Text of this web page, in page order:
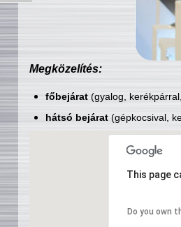
Megközelítés:
főbejárat(gyalog,
hátsó bejárat(gépkocsival,
This page
Do you own